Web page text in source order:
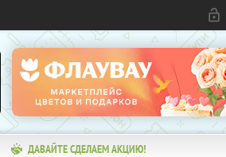
ДАВАЙТЕ СДЕЛАЕМ АКЦИЮ!